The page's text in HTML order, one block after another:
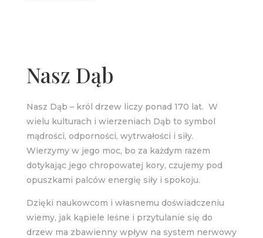
Nasz Dąb
Nasz Dąb – król drzew liczy ponad 170 lat. W
wielu kulturach i wierzeniach Dąb to symbol
mądrości, odporności, wytrwałości i siły.
Wierzymy w jego moc, bo za każdym razem
dotykając jego chropowatej kory, czujemy pod
opuszkami palców energię siły i spokoju.
Dzięki naukowcom i własnemu doświadczeniu
wiemy, jak kąpiele leśne i przytulanie się do
drzew ma zbawienny wpływ na system nerwowy